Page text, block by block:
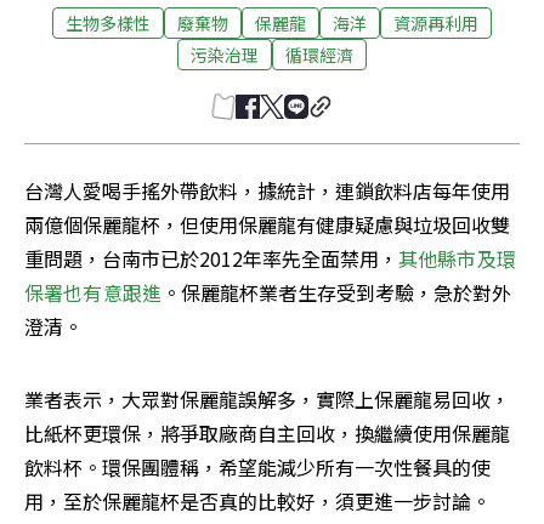
生物多樣性 廢棄物 保麗龍 海洋
資源再利用
污染治理
循環經濟
台灣人愛喝手搖外帶飲料，據統計，連鎖飲料店每年使用
兩億個保麗龍杯，但使用保麗龍有健康疑慮與垃圾回收雙
重問題，台南市已於2012年率先全面禁用， 其他縣市及環
保署也有意跟進 。保麗龍杯業者生存受到考驗，急於對外
澄清。
業者表示，大眾對保麗龍誤解多，實際上保麗龍易回收，
比紙杯更環保，將爭取廠商自主回收，換繼續使用保麗龍
飲料杯。環保團體稱，希望能減少所有一次性餐具的使
用，至於保麗龍杯是否真的比較好，須更進一步討論。